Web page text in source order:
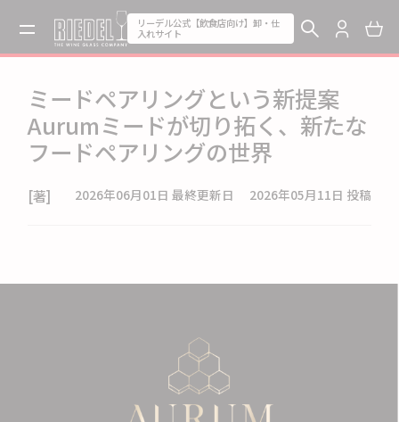
リーデル公式【飲食店向け】卸・仕
入れサイト
ミードペアリングという新提案
Aurumミードが切り拓く、新たな
フードペアリングの世界
2026年06月01日 最終更新日 2026年05月11日 投稿
[著]